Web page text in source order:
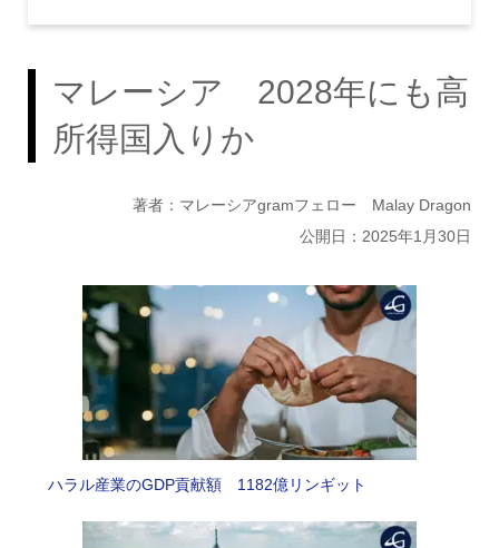
マレーシア 2028年にも高
所得国入りか
著者：マレーシアgramフェロー Malay Dragon
公開日：2025年1月30日
ハラル産業のGDP貢献額 1182億リンギット